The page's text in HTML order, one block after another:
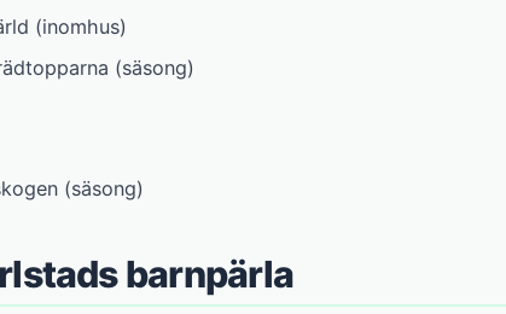
(inomhus)
(säsong)
(säsong)
barnpärla